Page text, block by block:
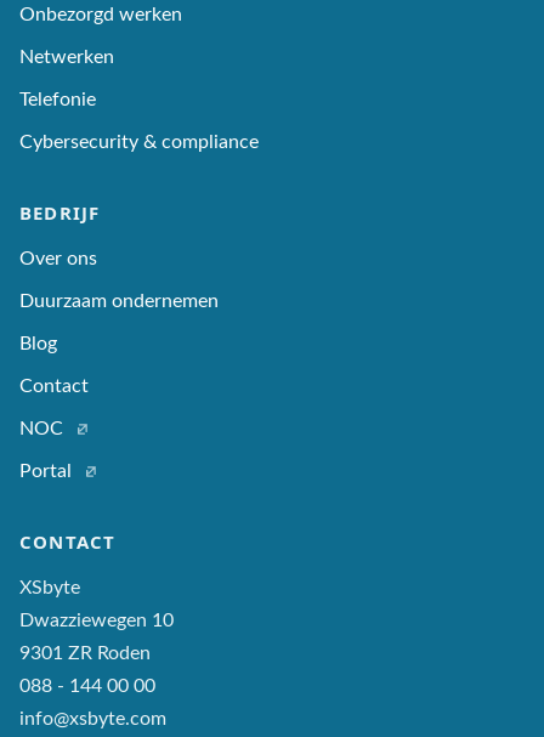
Onbezorgd werken
Netwerken
Telefonie
Cybersecurity & compliance
BEDRIJF
Over ons
Duurzaam ondernemen
Blog
Contact
NOC
Portal
CONTACT
XSbyte
Dwazziewegen 10
9301 ZR Roden
088 - 144 00 00
info@xsbyte.com